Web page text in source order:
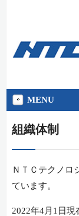
MENU
組織体制
ＮＴＣテクノロ
ています。
2022年4月1日現